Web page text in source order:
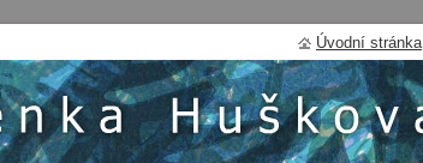
Úvodní stránka